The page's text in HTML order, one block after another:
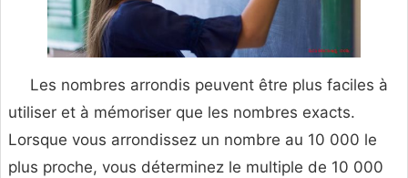
Les nombres arrondis peuvent être plus faciles à
utiliser et à mémoriser que les nombres exacts.
Lorsque vous arrondissez un nombre au 10 000 le
plus proche, vous déterminez le multiple de 10 000